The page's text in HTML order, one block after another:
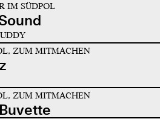
IM SÜDPOL
ZUM MITMACHEN
ZUM MITMACHEN